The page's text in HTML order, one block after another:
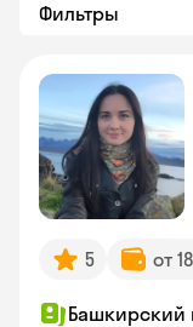
Фильтры
5 от
Башкирский